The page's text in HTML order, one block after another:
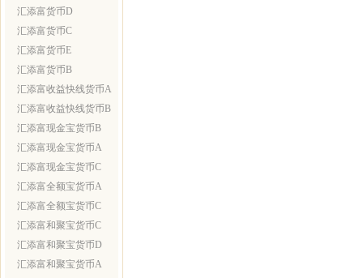
汇添富货币D
汇添富货币C
汇添富货币E
汇添富货币B
汇添富收益快线货币A
汇添富收益快线货币B
汇添富现金宝货币B
汇添富现金宝货币A
汇添富现金宝货币C
汇添富全额宝货币A
汇添富全额宝货币C
汇添富和聚宝货币C
汇添富和聚宝货币D
汇添富和聚宝货币A